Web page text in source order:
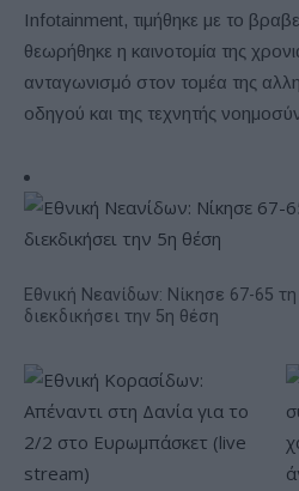
Infotainment, τιμήθηκε με το
θεωρήθηκε η καινοτομία της
ανταγωνισμό στον τομέα της
οδηγού και της τεχνητής
Εθνική Νεανίδων: Νίκησε 67-65
διεκδικήσει την 5η θέση